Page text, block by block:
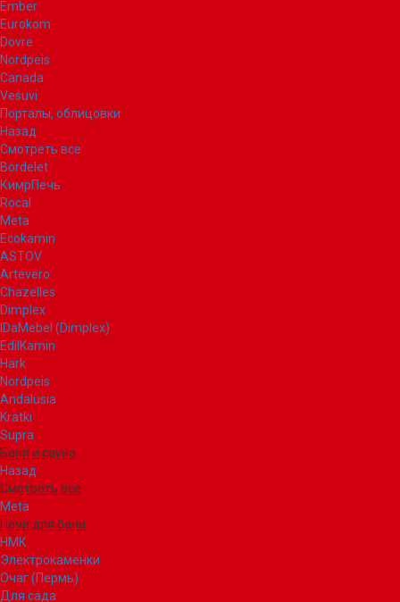
Ember
Eurokom
Dovre
Nordpeis
Canada
Vesuvi
Порталы, облицовки
Назад
Смотреть все
Bordelet
КимрПечь
Rocal
Meta
Ecokamin
ASTOV
Artevero
Chazelles
Dimplex
IDaMebel (Dimplex)
EdilKamin
Hark
Nordpeis
Andalusia
Kratki
Supra
Баня и сауна
Назад
Смотреть все
Meta
Печи для бани
НМК
Электрокаменки
Очаг (Пермь)
Для сада